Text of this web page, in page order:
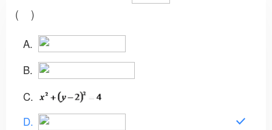
( )
A
B
C
D